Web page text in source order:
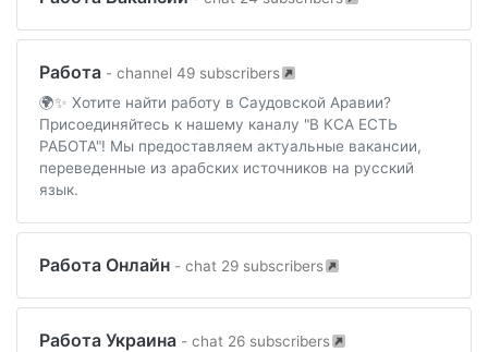
Работа - channel 49 subscribers
🌍✨ Хотите найти работу в Саудовской Аравии?
Присоединяйтесь к нашему каналу "В КСА ЕСТЬ
РАБОТА"! Мы предоставляем актуальные вакансии,
переведенные из арабских источников на русский
язык.
Работа Онлайн - chat 29 subscribers
Работа Украина - chat 26 subscribers